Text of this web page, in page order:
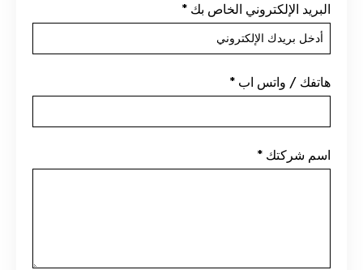
البريد الإلكتروني الخاص بك *
هاتفك / واتس اب *
اسم شركتك *